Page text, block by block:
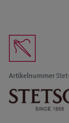
Artikelnummer